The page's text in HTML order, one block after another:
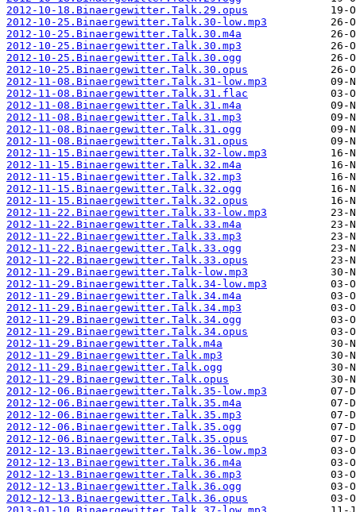
2012-10-18.Binaergewitter.Talk.29.opus
2012-10-25.Binaergewitter.Talk.30-low.mp3
2012-10-25.Binaergewitter.Talk.30.m4a
2012-10-25.Binaergewitter.Talk.30.mp3
2012-10-25.Binaergewitter.Talk.30.ogg
2012-10-25.Binaergewitter.Talk.30.opus
2012-11-08.Binaergewitter.Talk.31-low.mp3
2012-11-08.Binaergewitter.Talk.31.flac
2012-11-08.Binaergewitter.Talk.31.m4a
2012-11-08.Binaergewitter.Talk.31.mp3
2012-11-08.Binaergewitter.Talk.31.ogg
2012-11-08.Binaergewitter.Talk.31.opus
2012-11-15.Binaergewitter.Talk.32-low.mp3
2012-11-15.Binaergewitter.Talk.32.m4a
2012-11-15.Binaergewitter.Talk.32.mp3
2012-11-15.Binaergewitter.Talk.32.ogg
2012-11-15.Binaergewitter.Talk.32.opus
2012-11-22.Binaergewitter.Talk.33-low.mp3
2012-11-22.Binaergewitter.Talk.33.m4a
2012-11-22.Binaergewitter.Talk.33.mp3
2012-11-22.Binaergewitter.Talk.33.ogg
2012-11-22.Binaergewitter.Talk.33.opus
2012-11-29.Binaergewitter.Talk-low.mp3
2012-11-29.Binaergewitter.Talk.34-low.mp3
2012-11-29.Binaergewitter.Talk.34.m4a
2012-11-29.Binaergewitter.Talk.34.mp3
2012-11-29.Binaergewitter.Talk.34.ogg
2012-11-29.Binaergewitter.Talk.34.opus
2012-11-29.Binaergewitter.Talk.m4a
2012-11-29.Binaergewitter.Talk.mp3
2012-11-29.Binaergewitter.Talk.ogg
2012-11-29.Binaergewitter.Talk.opus
2012-12-06.Binaergewitter.Talk.35-low.mp3
2012-12-06.Binaergewitter.Talk.35.m4a
2012-12-06.Binaergewitter.Talk.35.mp3
2012-12-06.Binaergewitter.Talk.35.ogg
2012-12-06.Binaergewitter.Talk.35.opus
2012-12-13.Binaergewitter.Talk.36-low.mp3
2012-12-13.Binaergewitter.Talk.36.m4a
2012-12-13.Binaergewitter.Talk.36.mp3
2012-12-13.Binaergewitter.Talk.36.ogg
2012-12-13.Binaergewitter.Talk.36.opus